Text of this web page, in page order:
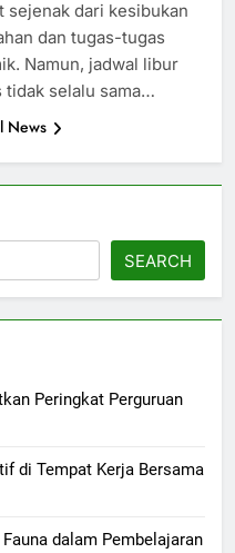
sejenak dari kesibukan
dan tugas-tugas
Namun, jadwal libur
tidak selalu sama…
News
SEARCH
Peringkat Perguruan
di Tempat Kerja Bersama
dalam Pembelajaran